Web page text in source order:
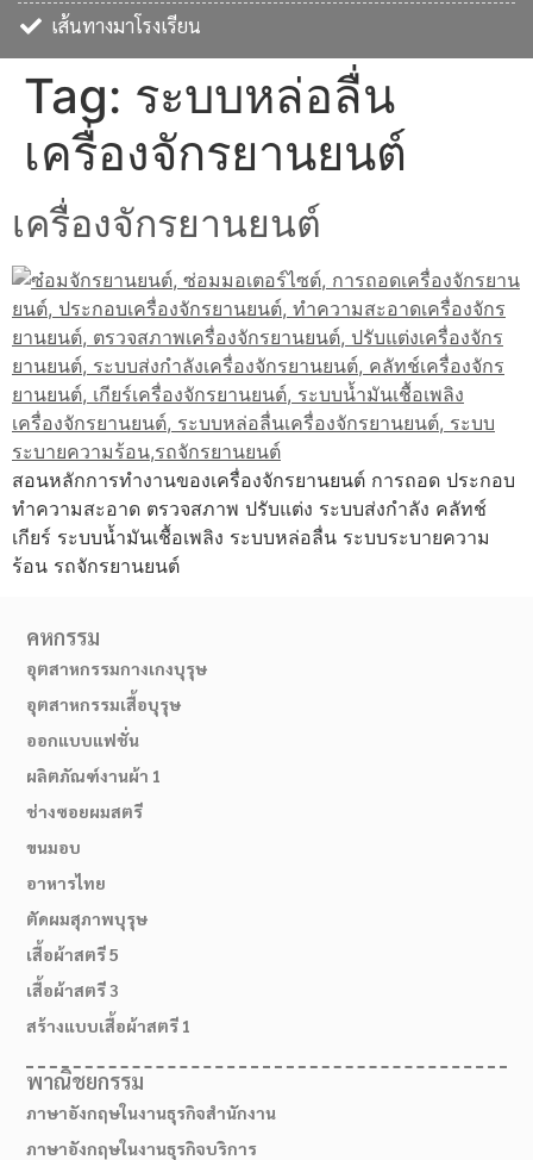
เส้นทางมาโรงเรียน
Tag: ระบบหล่อลื่น
เครื่องจักรยานยนต์
เครื่องจักรยานยนต์
สอนหลักการทำงานของเครื่องจักรยานยนต์ การถอด ประกอบ
ทำความสะอาด ตรวจสภาพ ปรับแต่ง ระบบส่งกำลัง คลัทช์
เกียร์ ระบบน้ำมันเชื้อเพลิง ระบบหล่อลื่น ระบบระบายความ
ร้อน รถจักรยานยนต์
คหกรรม
อุตสาหกรรมกางเกงบุรุษ
อุตสาหกรรมเสื้อบุรุษ
ออกแบบแฟชั่น
ผลิตภัณฑ์งานผ้า 1
ช่างซอยผมสตรี
ขนมอบ
อาหารไทย
ตัดผมสุภาพบุรุษ
เสื้อผ้าสตรี 5
เสื้อผ้าสตรี 3
สร้างแบบเสื้อผ้าสตรี 1
พาณิชยกรรม
ภาษาอังกฤษในงานธุรกิจสำนักงาน
ภาษาอังกฤษในงานธุรกิจบริการ